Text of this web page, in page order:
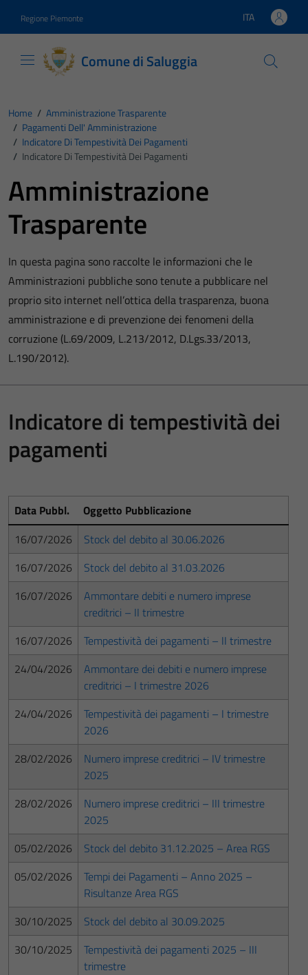
Regione Piemonte Lingua attiva:
ITA
Comune di Saluggia
Home / Amministrazione Trasparente
/ Pagamenti Dell' Amministrazione
/ Indicatore Di Tempestività Dei Pagamenti
/ Indicatore Di Tempestività Dei Pagamenti
Amministrazione
Trasparente
In questa pagina sono raccolte le informazioni che le
Amministrazioni pubbliche sono tenute a pubblicare nel
proprio sito internet nell’ottica della trasparenza, buona
amministrazione e di prevenzione dei fenomeni della
corruzione (L.69/2009, L.213/2012, D.Lgs.33/2013,
L.190/2012).
Indicatore di tempestività dei
pagamenti
Data Pubbl.
Oggetto Pubblicazione
16/07/2026
Stock del debito al 30.06.2026
16/07/2026
Stock del debito al 31.03.2026
16/07/2026
Ammontare debiti e numero imprese
creditrici – II trimestre
16/07/2026
Tempestività dei pagamenti – II trimestre
24/04/2026
Ammontare dei debiti e numero imprese
creditrici – I trimestre 2026
24/04/2026
Tempestività dei pagamenti – I trimestre
2026
28/02/2026
Numero imprese creditrici – IV trimestre
2025
28/02/2026
Numero imprese creditrici – III trimestre
2025
05/02/2026
Stock del debito 31.12.2025 – Area RGS
05/02/2026
Tempi dei Pagamenti – Anno 2025 –
Risultanze Area RGS
30/10/2025
Stock del debito al 30.09.2025
30/10/2025
Tempestività dei pagamenti 2025 – III
trimestre